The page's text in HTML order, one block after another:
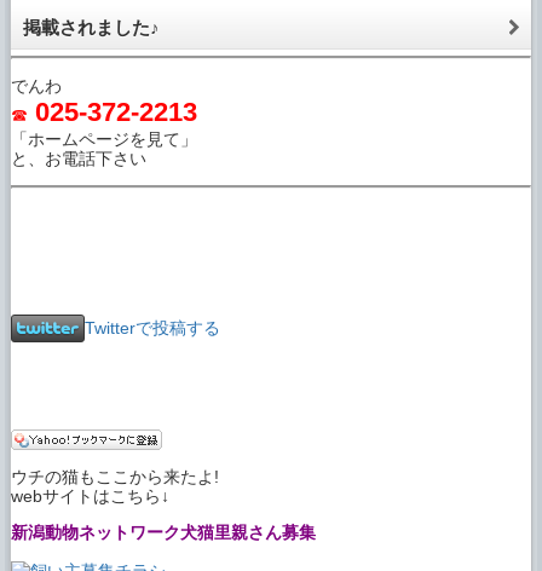
掲載されました♪
でんわ
☎ 025-372-2213
「ホームページを見て」
と、お電話下さい
Twitterで投稿する
ウチの猫もここから来たよ!
webサイトはこちら↓
新潟動物ネットワーク犬猫里親さん募集